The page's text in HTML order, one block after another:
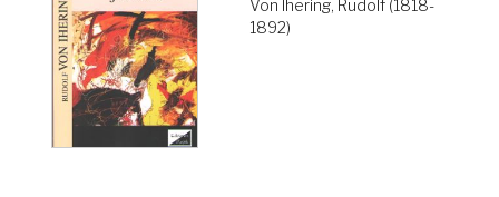
Von Ihering, Rudolf (1818-
1892)